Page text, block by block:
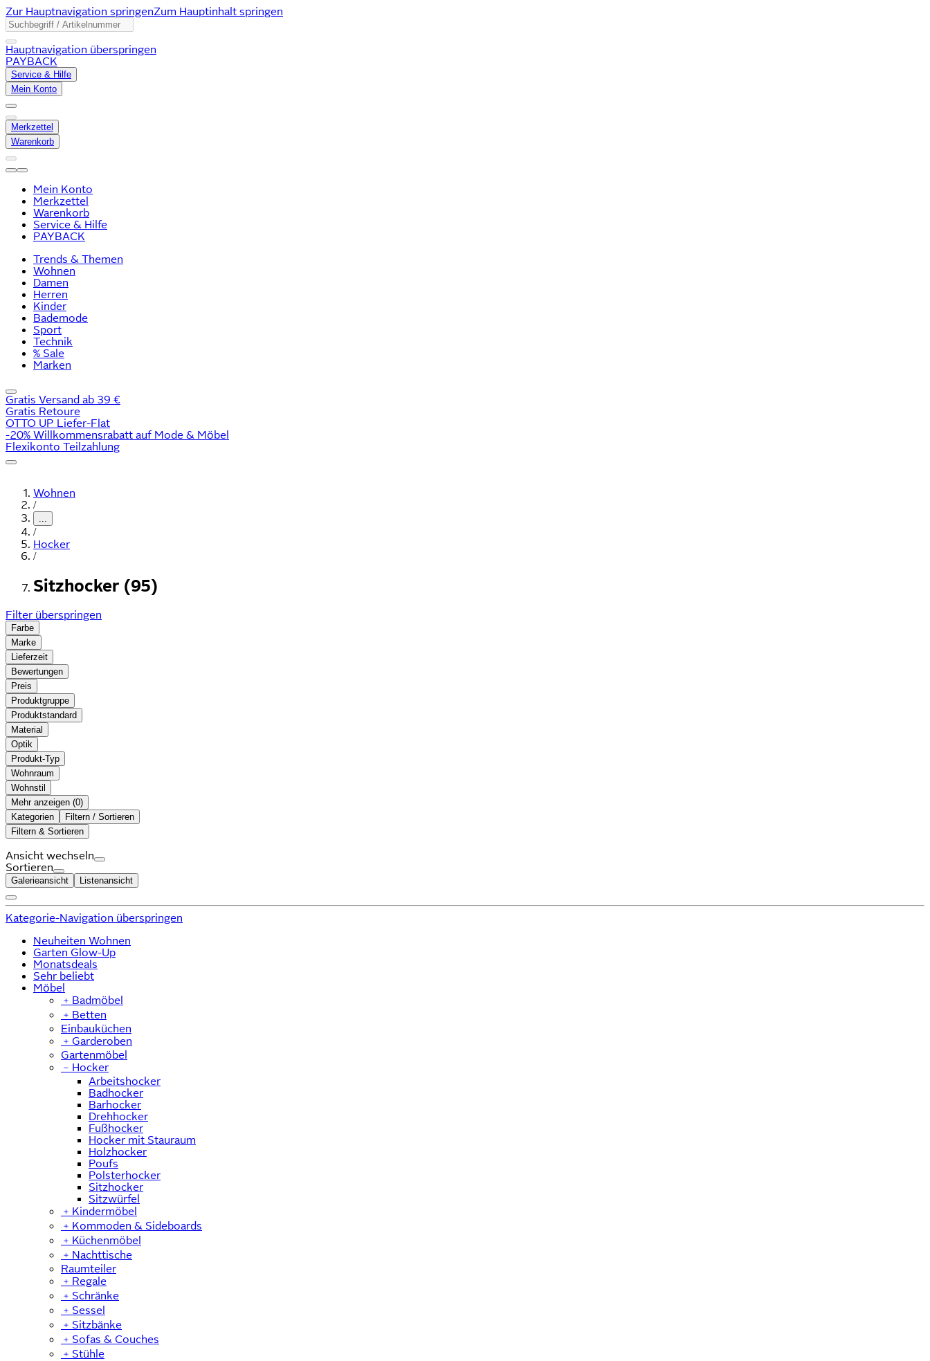
Zur Hauptnavigation springenZum Hauptinhalt springen
Hauptnavigation überspringen
PAYBACK
Service & Hilfe
Mein Konto
Merkzettel
Warenkorb
Mein Konto
Merkzettel
Warenkorb
Service & Hilfe
PAYBACK
Trends & Themen
Wohnen
Damen
Herren
Kinder
Bademode
Sport
Technik
% Sale
Marken
Gratis Versand ab 39 €
Gratis Retoure
OTTO UP Liefer-Flat
-20% Willkommensrabatt auf Mode & Möbel
Flexikonto Teilzahlung
Wohnen
/
...
/
Hocker
/
Sitzhocker (95)
Filter überspringen
Farbe
Marke
Lieferzeit
Bewertungen
Preis
Produktgruppe
Produktstandard
Material
Optik
Produkt-Typ
Wohnraum
Wohnstil
Mehr anzeigen ( )
Kategorien
Filtern / Sortieren
Filtern & Sortieren
Ansicht wechseln
Sortieren
Galerieansicht Listenansicht
Kategorie-Navigation überspringen
Neuheiten Wohnen
Garten Glow-Up
Monatsdeals
Sehr beliebt
Möbel
﹢ Badmöbel
﹢ Betten
Einbauküchen
﹢ Garderoben
Gartenmöbel
﹣ Hocker
Arbeitshocker
Badhocker
Barhocker
Drehhocker
Fußhocker
Hocker mit Stauraum
Holzhocker
Poufs
Polsterhocker
Sitzhocker
Sitzwürfel
﹢ Kindermöbel
﹢ Kommoden & Sideboards
﹢ Küchenmöbel
﹢ Nachttische
Raumteiler
﹢ Regale
﹢ Schränke
﹢ Sessel
﹢ Sitzbänke
﹢ Sofas & Couches
﹢ Stühle